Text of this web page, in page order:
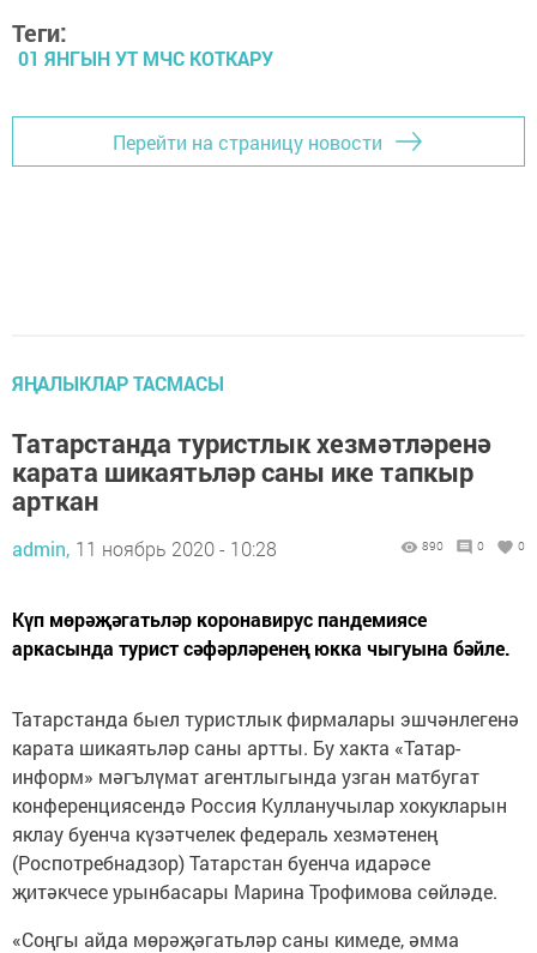
Теги:
01 ЯНГЫН УТ МЧС КОТКАРУ
Перейти на страницу новости
ЯҢАЛЫКЛАР ТАСМАСЫ
Татарстанда туристлык хезмәтләренә
карата шикаятьләр саны ике тапкыр
арткан
admin, 11 ноябрь 2020 - 10:28 890 0 0
Күп мөрәҗәгатьләр коронавирус пандемиясе
аркасында турист сәфәрләренең юкка чыгуына бәйле.
Татарстанда быел туристлык фирмалары эшчәнлегенә
карата шикаятьләр саны артты. Бу хакта «Татар-
информ» мәгълүмат агентлыгында узган матбугат
конференциясендә Россия Кулланучылар хокукларын
яклау буенча күзәтчелек федераль хезмәтенең
(Роспотребнадзор) Татарстан буенча идарәсе
җитәкчесе урынбасары Марина Трофимова сөйләде.
«Соңгы айда мөрәҗәгатьләр саны кимеде, әмма